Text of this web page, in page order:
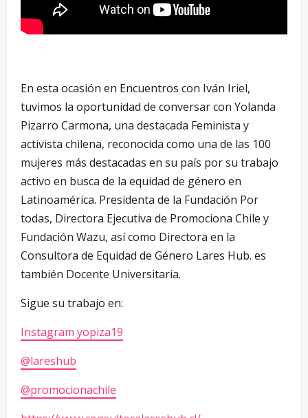
En esta ocasión en Encuentros con Iván Iriel,
tuvimos la oportunidad de conversar con Yolanda
Pizarro Carmona, una destacada Feminista y
activista chilena, reconocida como una de las 100
mujeres más destacadas en su país por su trabajo
activo en busca de la equidad de género en
Latinoamérica. Presidenta de la Fundación Por
todas, Directora Ejecutiva de Promociona Chile y
Fundación Wazu, así como Directora en la
Consultora de Equidad de Género Lares Hub. es
también Docente Universitaria.
Sigue su trabajo en:
Instagram yopiza19
@lareshub
@promocionachile